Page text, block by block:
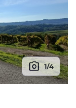
photo_camera 1/4